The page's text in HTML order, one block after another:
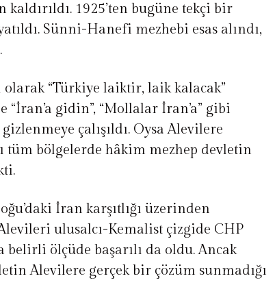
1925’ten bugüne tekçi bir
Sünni-Hanefi mezhebi esas alındı,
“Türkiye laiktir, laik kalacak”
“İran’a gidin”, “Mollalar İran’a” gibi
çalışıldı. Oysa Alevilere
tüm bölgelerde hâkim mezhep devletin
İran karşıtlığı üzerinden
ulusalcı-Kemalist çizgide CHP
ölçüde başarılı da oldu. Ancak
Alevilere gerçek bir çözüm sunmadığı